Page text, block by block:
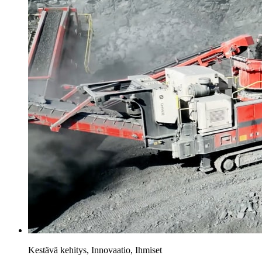
Kestävä kehitys, Innovaatio, Ihmiset